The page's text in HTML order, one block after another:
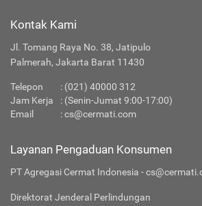
Kontak Kami
Jl. Tomang Raya No. 38, Jatipulo
Palmerah, Jakarta Barat 11430
Telepon : (021) 40000 312
Jam Kerja
: (Senin-Jumat 9:00-17:00)
Email
:cs@cermati.com
Layanan Pengaduan Konsumen
PT Agregasi Cermat Indonesia -
Direktorat Jenderal Perlindungan